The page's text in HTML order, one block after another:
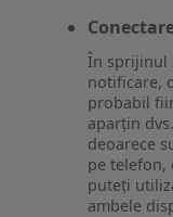
În sprijinul
notificare,
probabil
aparțin
deoarece
pe telefon,
puteți
ambele